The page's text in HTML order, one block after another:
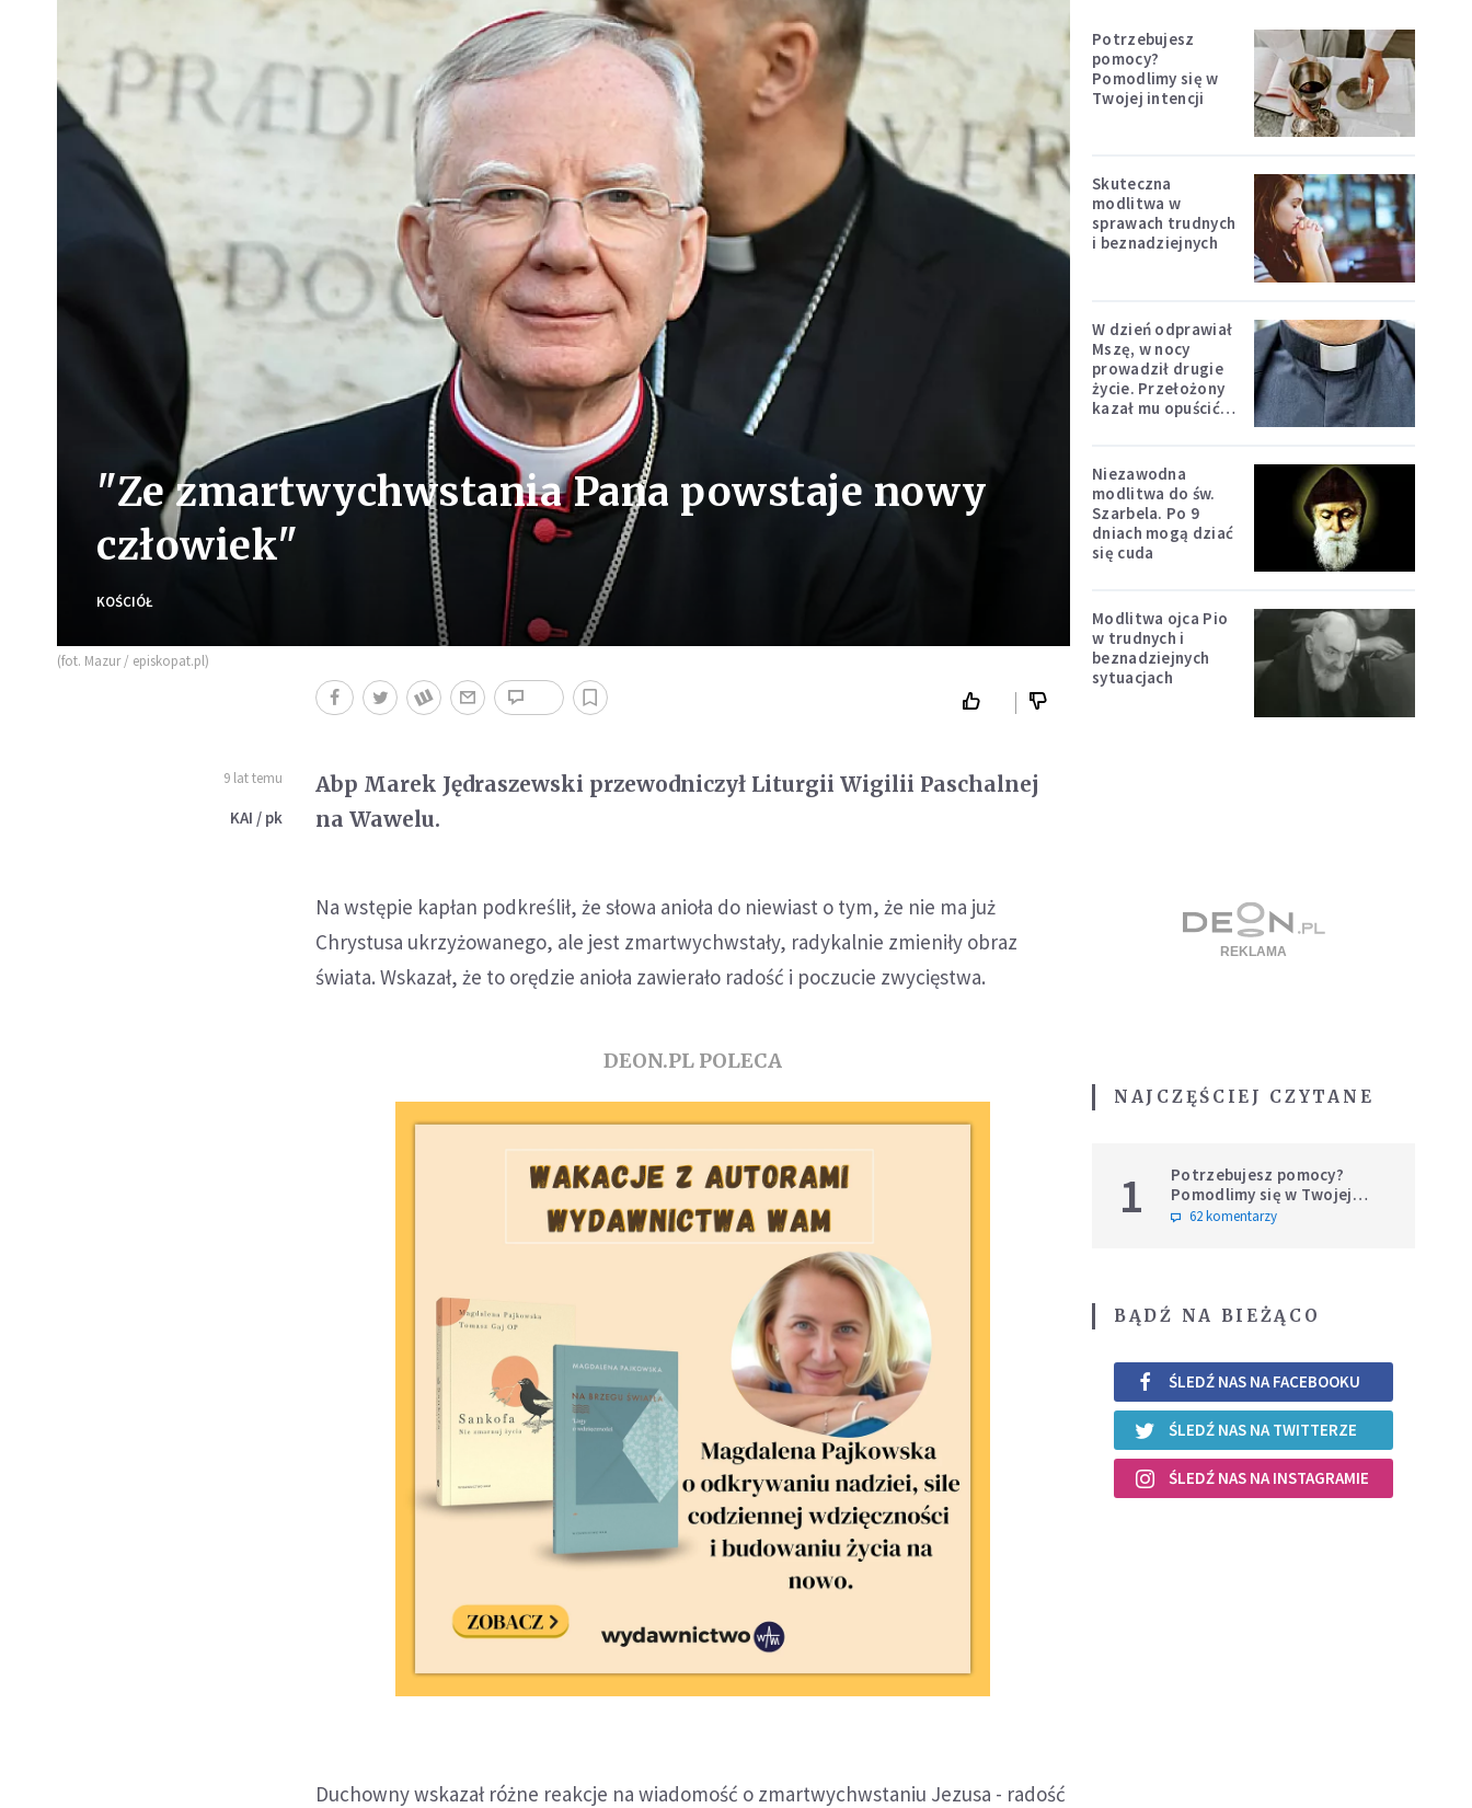
"Ze zmartwychwstania Pana powstaje nowy
człowiek"
KOŚCIÓŁ
(fot. Mazur / episkopat.pl)
9 lat temu
KAI / pk
Abp Marek Jędraszewski przewodniczył Liturgii Wigilii Paschalnej
na Wawelu.
Na wstępie kapłan podkreślił, że słowa anioła do niewiast o tym, że nie ma już
Chrystusa ukrzyżowanego, ale jest zmartwychwstały, radykalnie zmieniły obraz
świata. Wskazał, że to orędzie anioła zawierało radość i poczucie zwycięstwa.
DEON.PL POLECA
Duchowny wskazał różne reakcje na wiadomość o zmartwychwstaniu Jezusa - radość
Potrzebujesz
pomocy?
Pomodlimy się w
Twojej intencji
Skuteczna
modlitwa w
sprawach trudnych
i beznadziejnych
W dzień odprawiał
Mszę, w nocy
prowadził drugie
życie. Przełożony
kazał mu opuścić
Niezawodna
modlitwa do św.
Szarbela. Po 9
dniach mogą dziać
się cuda
Modlitwa ojca Pio
w trudnych i
beznadziejnych
sytuacjach
NAJCZĘŚCIEJ CZYTANE
1
Potrzebujesz pomocy?
Pomodlimy się w Twojej
intencji
62 komentarzy
BĄDŹ NA BIEŻĄCO
ŚLEDŹ NAS NA FACEBOOKU
ŚLEDŹ NAS NA TWITTERZE
ŚLEDŹ NAS NA INSTAGRAMIE